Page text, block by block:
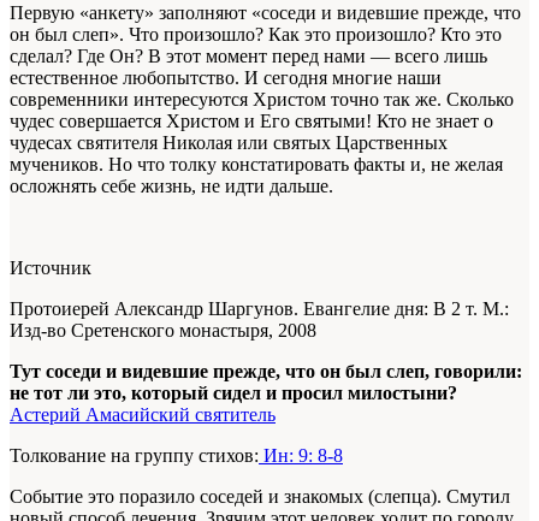
Первую «анкету» заполняют «соседи и видевшие прежде, что
он был слеп». Что произошло? Как это произошло? Кто это
сделал? Где Он? В этот момент перед нами — всего лишь
естественное любопытство. И сегодня многие наши
современники интересуются Христом точно так же. Сколько
чудес совершается Христом и Его святыми! Кто не знает о
чудесах святителя Николая или святых Царственных
мучеников. Но что толку констатировать факты и, не желая
осложнять себе жизнь, не идти дальше.
Источник
Протоиерей Александр Шаргунов. Евангелие дня: В 2 т. М.:
Изд-во Сретенского монастыря, 2008
Тут соседи и видевшие прежде, что он был слеп, говорили:
не тот ли это, который сидел и просил милостыни?
Астерий Амасийский святитель
Толкование на группу стихов: Ин: 9: 8-8
Событие это поразило соседей и знакомых (слепца). Смутил